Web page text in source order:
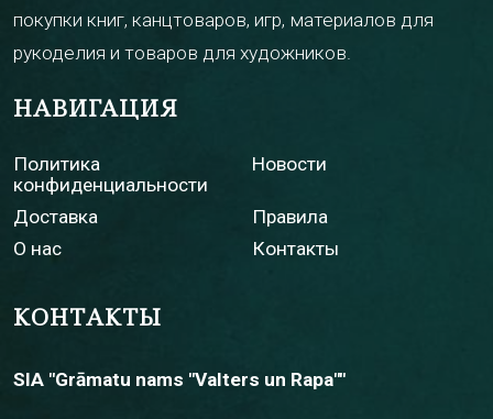
покупки книг, канцтоваров, игр, материалов для
рукоделия и товаров для художников.
НАВИГАЦИЯ
Политика
конфиденциальности
Новости
Доставка
Правила
О нас
Контакты
КОНТАКТЫ
SIA "Grāmatu nams "Valters un Rapa""